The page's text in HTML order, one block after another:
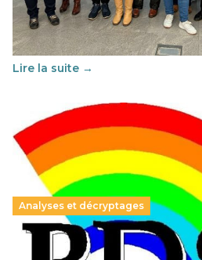
Cette année, l'UNSA Éducation a
soutenu par l'union Européenne
au vivre-ensemble : quelles
Lire la suite →
Analyses et décryptages
Hongrie : du changement